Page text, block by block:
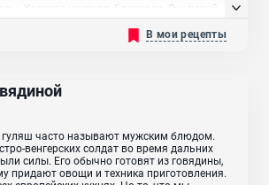
Капуста цветная, Брокколи, Лук порей,
В мои рецепты
гуляш часто называют мужским блюдом.
венгерских солдат во время дальних
силы. Его обычно готовят из говядины,
придают овощи и техника приготовления.